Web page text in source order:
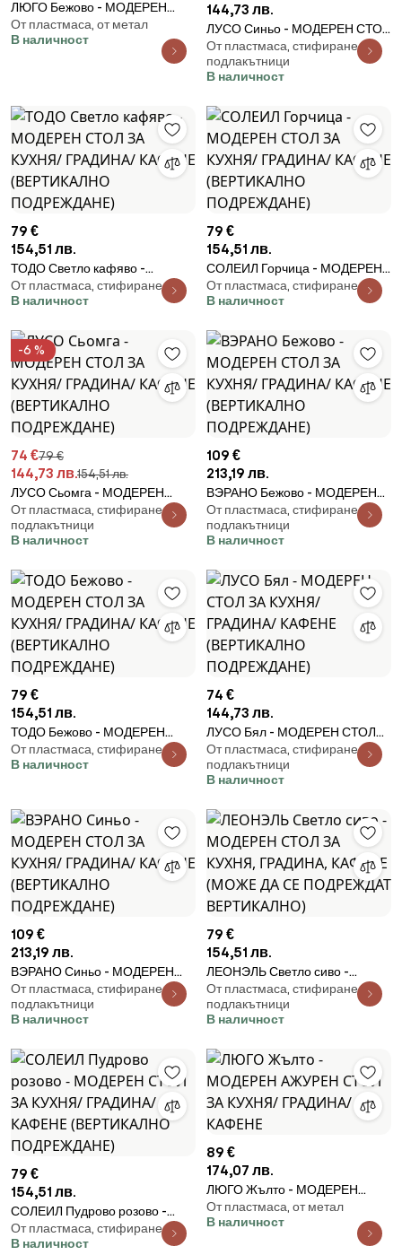
ЛЮГО Бежово - МОДЕРЕН
АЖУРЕН СТОЛ ЗА КУХНЯ/
ГРАДИНА/ КАФЕНЕ
От пластмаса, от метал
В наличност
144,73 лв.
ЛУСО Синьо - МОДЕРЕН СТОЛ
ЗА КУХНЯ/ ГРАДИНА/ КАФЕНЕ
(ВЕРТИКАЛНО ПОДРЕЖДАНЕ)
От пластмаса, стифиране, с
подлакътници
В наличност
79 €
154,51 лв.
ТОДО Светло кафяво -
МОДЕРЕН СТОЛ ЗА КУХНЯ/
ГРАДИНА/ КАФЕНЕ
От пластмаса, стифиране
В наличност
79 €
154,51 лв.
СОЛЕИЛ Горчица - МОДЕРЕН
СТОЛ ЗА КУХНЯ/ ГРАДИНА/
КАФЕНЕ (ВЕРТИКАЛНО
От пластмаса, стифиране
В наличност
-6 %
74 €79 €
144,73 лв.154,51 лв.
ЛУСО Сьомга - МОДЕРЕН
СТОЛ ЗА КУХНЯ/ ГРАДИНА/
КАФЕНЕ (ВЕРТИКАЛНО
ПОДРЕЖДАНЕ)
От пластмаса, стифиране, с
подлакътници
В наличност
109 €
213,19 лв.
ВЭРАНО Бежово - МОДЕРЕН
СТОЛ ЗА КУХНЯ/ ГРАДИНА/
КАФЕНЕ (ВЕРТИКАЛНО
ПОДРЕЖДАНЕ)
От пластмаса, стифиране, с
подлакътници
В наличност
79 €
154,51 лв.
ТОДО Бежово - МОДЕРЕН
СТОЛ ЗА КУХНЯ/ ГРАДИНА/
КАФЕНЕ (ВЕРТИКАЛНО
От пластмаса, стифиране
В наличност
74 €
144,73 лв.
ЛУСО Бял - МОДЕРЕН СТОЛ
ЗА КУХНЯ/ ГРАДИНА/ КАФЕНЕ
(ВЕРТИКАЛНО ПОДРЕЖДАНЕ)
От пластмаса, стифиране, с
подлакътници
В наличност
109 €
213,19 лв.
ВЭРАНО Синьо - МОДЕРЕН
СТОЛ ЗА КУХНЯ/ ГРАДИНА/
КАФЕНЕ (ВЕРТИКАЛНО
ПОДРЕЖДАНЕ)
От пластмаса, стифиране, с
подлакътници
В наличност
79 €
154,51 лв.
ЛЕОНЭЛЬ Светло сиво -
МОДЕРЕН СТОЛ ЗА КУХНЯ,
ГРАДИНА, КАФЕНЕ (МОЖЕ ДА
СЕ ПОДРЕЖДАТ
От пластмаса, стифиране, с
подлакътници
В наличност
79 €
154,51 лв.
СОЛЕИЛ Пудрово розово -
МОДЕРЕН СТОЛ ЗА КУХНЯ/
ГРАДИНА/ КАФЕНЕ
От пластмаса, стифиране
В наличност
89 €
174,07 лв.
ЛЮГО Жълто - МОДЕРЕН
АЖУРЕН СТОЛ ЗА КУХНЯ/
ГРАДИНА/ КАФЕНЕ
От пластмаса, от метал
В наличност